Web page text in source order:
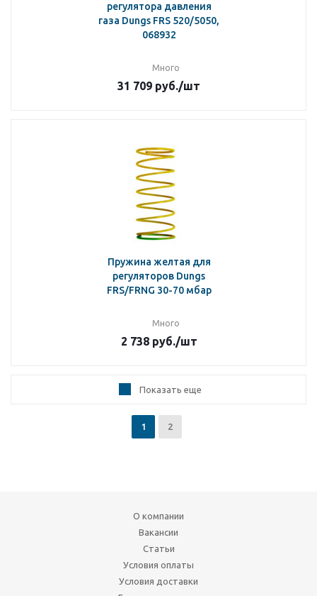
регулятора давления
газа Dungs FRS 520/5050,
068932
Много
31 709 руб./шт
Пружина желтая для
регуляторов Dungs
FRS/FRNG 30-70 мбар
Много
2 738руб./шт
Показать еще
1 2
О компании
Вакансии
Статьи
Условия оплаты
Условия доставки